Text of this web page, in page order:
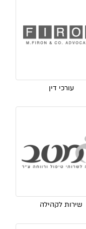
עורכי דין
שירות לקהילה